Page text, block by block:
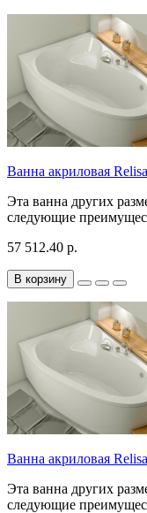
Ванна акриловая
Эта ванна других
следующие
57 512.40 р.
В корзину
Ванна акриловая
Эта ванна других
следующие